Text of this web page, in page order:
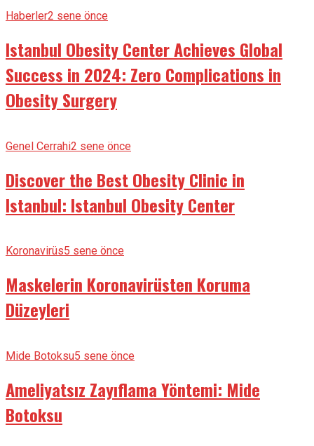
Haberler2 sene önce
Istanbul Obesity Center Achieves Global
Success in 2024: Zero Complications in
Obesity Surgery
Genel Cerrahi2 sene önce
Discover the Best Obesity Clinic in
Istanbul: Istanbul Obesity Center
Koronavirüs5 sene önce
Maskelerin Koronavirüsten Koruma
Düzeyleri
Mide Botoksu5 sene önce
Ameliyatsız Zayıflama Yöntemi: Mide
Botoksu